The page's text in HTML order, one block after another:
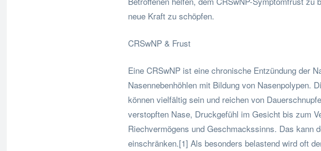
neue Kraft zu schöpfen.
CRSwNP & Frust
Eine CRSwNP ist eine chronische Entzündung der
Nasennebenhöhlen mit Bildung von Nasenpolypen.
können vielfältig sein und reichen von
verstopften Nase, Druckgefühl im Gesicht bis zum
Riechvermögens und Geschmackssinns. Das kann
einschränken.[1] Als besonders belastend wird oft